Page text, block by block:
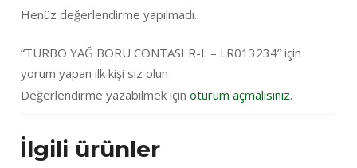
Henüz değerlendirme yapılmadı.
“TURBO YAĞ BORU CONTASI R-L – LR013234” için
yorum yapan ilk kişi siz olun
Değerlendirme yazabilmek için oturum açmalısınız.
İlgili ürünler